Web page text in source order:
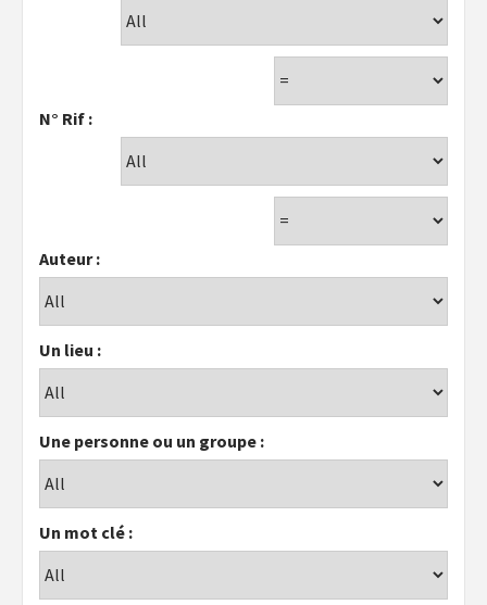
N° Rif :
Auteur :
Un lieu :
Une personne ou un groupe :
Un mot clé :